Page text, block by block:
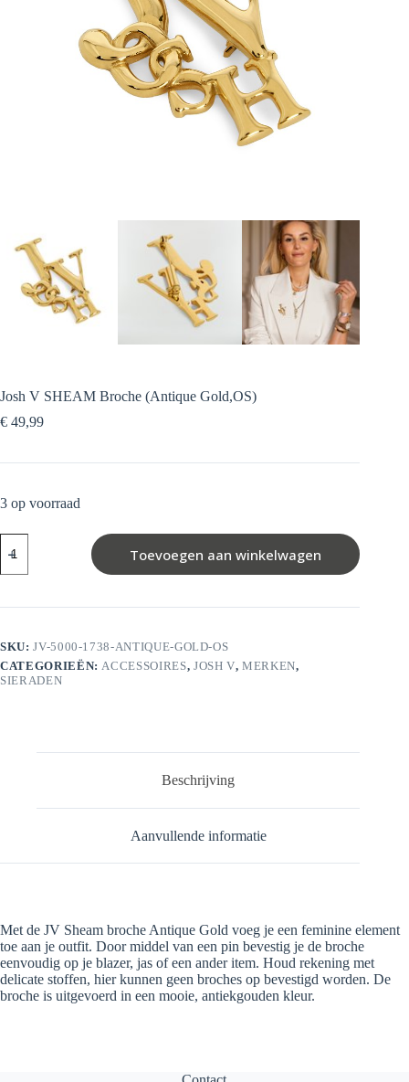
Josh V SHEAM Broche (Antique Gold,OS)
€ 49,99
3 op voorraad
V
SHEAM
Toevoegen aan winkelwagen
SKU:JV-5000-1738-ANTIQUE-GOLD-OS
CATEGORIEËN:ACCESSOIRES, JOSH V,MERKEN,
SIERADEN
Beschrijving
Aanvullende informatie
Met de JV Sheam broche Antique Gold voeg je een feminine element
toe aan je outfit. Door middel van een pin bevestig je de broche
eenvoudig op je blazer, jas of een ander item. Houd rekening met
delicate stoffen, hier kunnen geen broches op bevestigd worden. De
broche is uitgevoerd in een mooie, antiekgouden kleur.